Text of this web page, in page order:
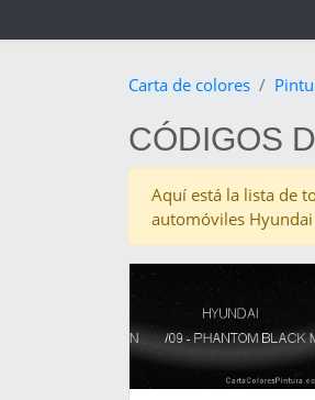
Carta de colores
CÓDIGOS
Aquí está la lista de
automóviles